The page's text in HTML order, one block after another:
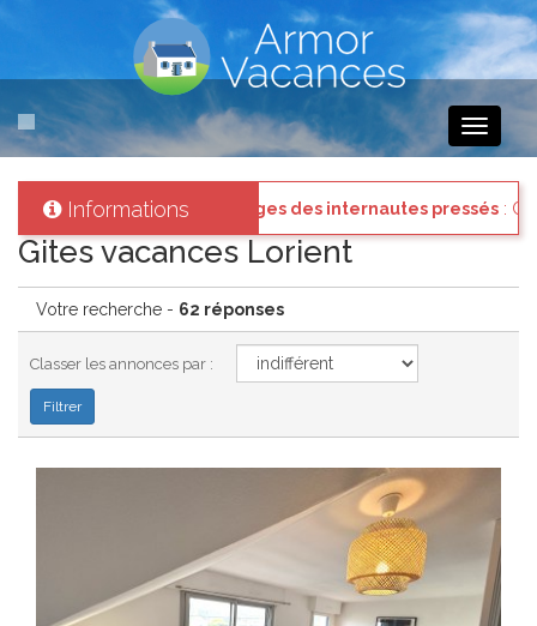
Toggle
Informations
vous à votre compte et consultez les "Messages des
Gites vacances Lorient
Votre recherche - 62 réponses
Classer les annonces par :